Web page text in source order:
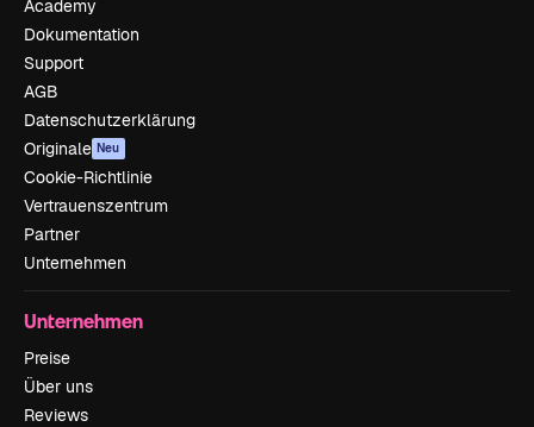
Academy
Dokumentation
Support
AGB
Datenschutzerklärung
Originale Neu
Cookie-Richtlinie
Vertrauenszentrum
Partner
Unternehmen
Unternehmen
Preise
Über uns
Reviews